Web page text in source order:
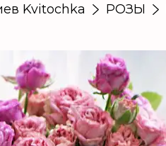
Kvitochka РОЗЫ